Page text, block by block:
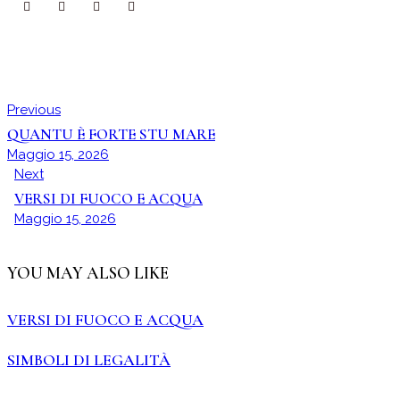
Previous
QUANTU È FORTE STU MARE
Maggio 15, 2026
Next
VERSI DI FUOCO E ACQUA
Maggio 15, 2026
YOU MAY ALSO LIKE
VERSI DI FUOCO E ACQUA
SIMBOLI DI LEGALITÀ